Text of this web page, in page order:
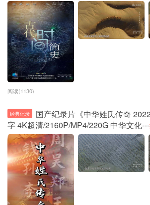
阅读(1130)
经典记录
国产纪录片《中华姓氏传奇
字 4K超清/2160P/MP4/220G 中华文化---